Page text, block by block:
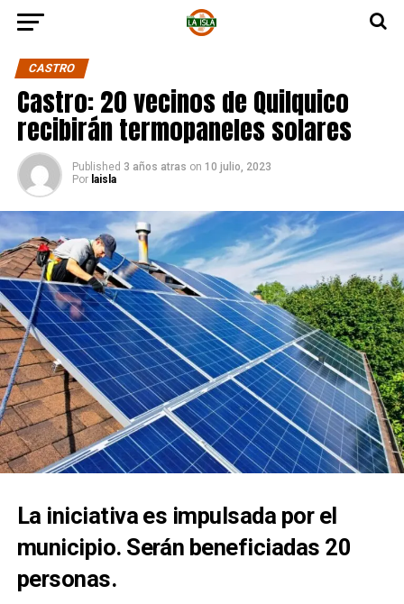
CASTRO
Castro: 20 vecinos de Quilquico
recibirán termopaneles solares
Published 3 años atras on 10 julio, 2023
Por laisla
La iniciativa es impulsada por el
municipio. Serán beneficiadas 20
personas.